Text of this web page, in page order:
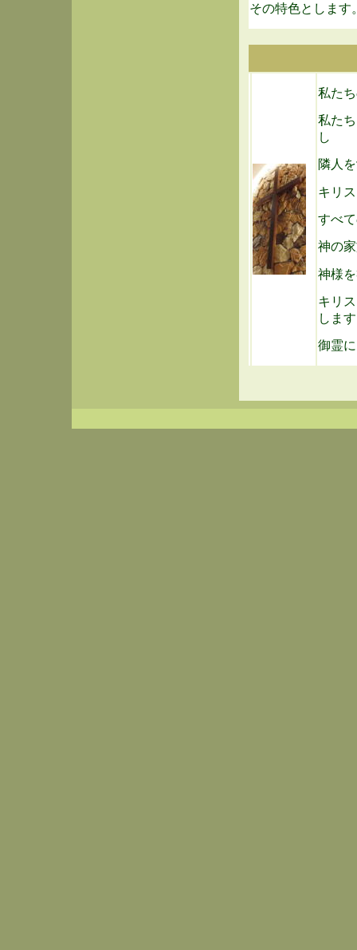
その特色とします
私た
私た
し
隣人
キリ
すべ
神の
神様
キリ
しま
御霊